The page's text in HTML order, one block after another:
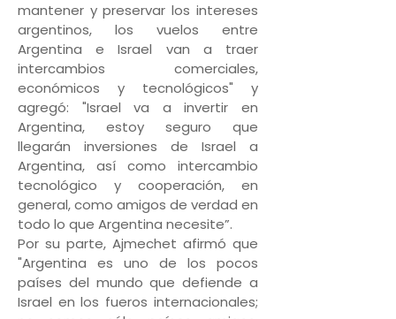
mantener y preservar los intereses
argentinos, los vuelos entre
Argentina e Israel van a traer
intercambios comerciales,
económicos y tecnológicos" y
agregó: "Israel va a invertir en
Argentina, estoy seguro que
llegarán inversiones de Israel a
Argentina, así como intercambio
tecnológico y cooperación, en
general, como amigos de verdad en
todo lo que Argentina necesite”.
Por su parte, Ajmechet afirmó que
"Argentina es uno de los pocos
países del mundo que defiende a
Israel en los fueros internacionales;